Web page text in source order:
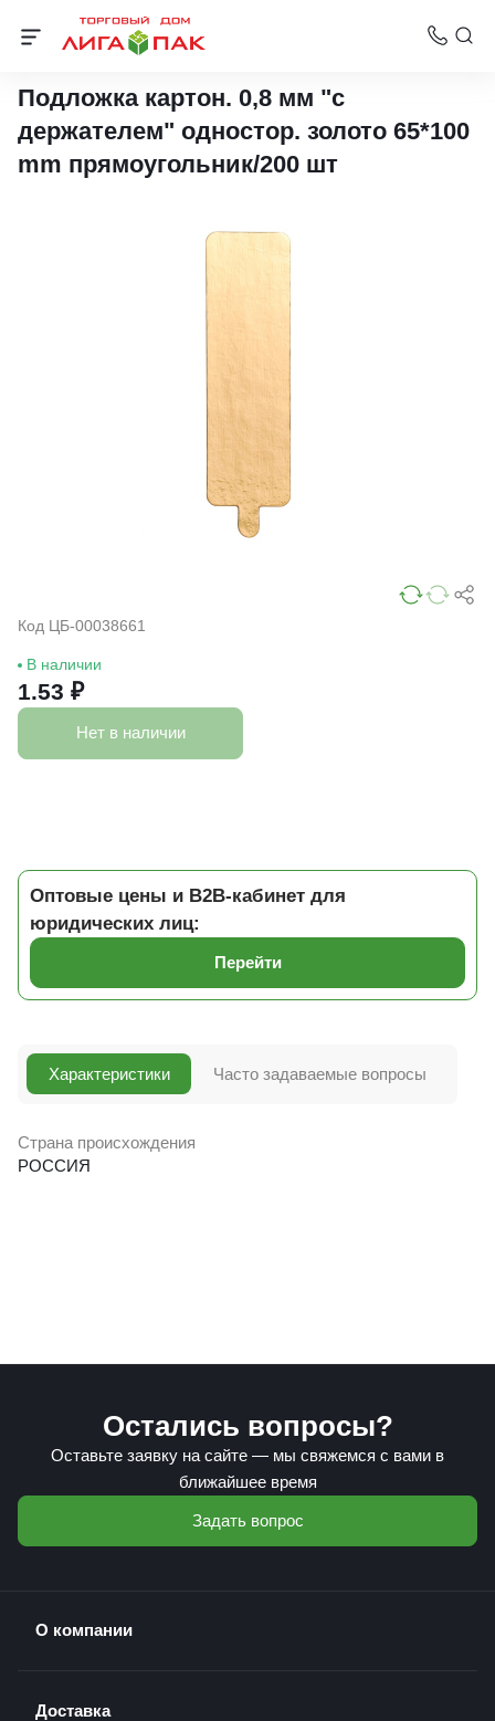
Подложки ламинированные
Подложка картон. 0,8 мм "с
держателем" одностор. золото 65*100
mm прямоугольник/200 шт
Код ЦБ-00038661
В наличии
1.53 ₽
Нет в наличии
Оптовые цены и B2B-кабинет для
юридических лиц:
Перейти
Характеристики
Страна происхождения
РОССИЯ
Часто задаваемые вопросы
Остались вопросы?
Оставьте заявку на сайте — мы свяжемся с вами в
ближайшее время
Задать вопрос
О компании
Доставка